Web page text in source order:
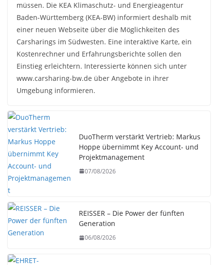
müssen. Die KEA Klimaschutz- und Energieagentur
Baden-Württemberg (KEA-BW) informiert deshalb mit
einer neuen Webseite über die Möglichkeiten des
Carsharings im Südwesten. Eine interaktive Karte, ein
Kostenrechner und Erfahrungsberichte sollen den
Einstieg erleichtern. Interessierte können sich unter
www.carsharing-bw.de über Angebote in ihrer
Umgebung informieren.
DuoTherm verstärkt Vertrieb: Markus
Hoppe übernimmt Key Account- und
Projektmanagement
07/08/2026
REISSER – Die Power der fünften
Generation
06/08/2026